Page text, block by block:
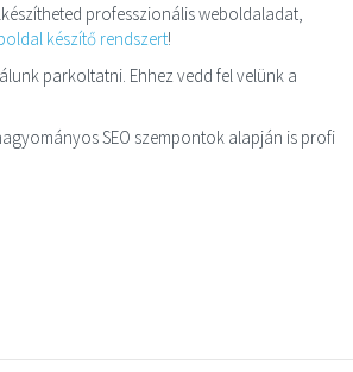
professzionális weboldaladat,
készítő rendszert!
parkoltatni. Ehhez vedd fel velünk a
SEO szempontok alapján is profi